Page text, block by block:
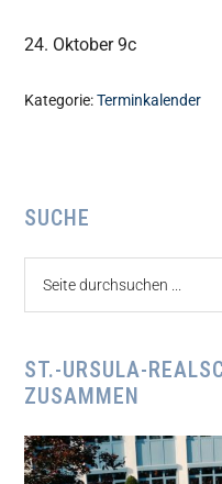
24. Oktober 9c
Kategorie:Terminkalender
Seitenspalte
SUCHE
ST.-URSULA-
ZUSAMMEN